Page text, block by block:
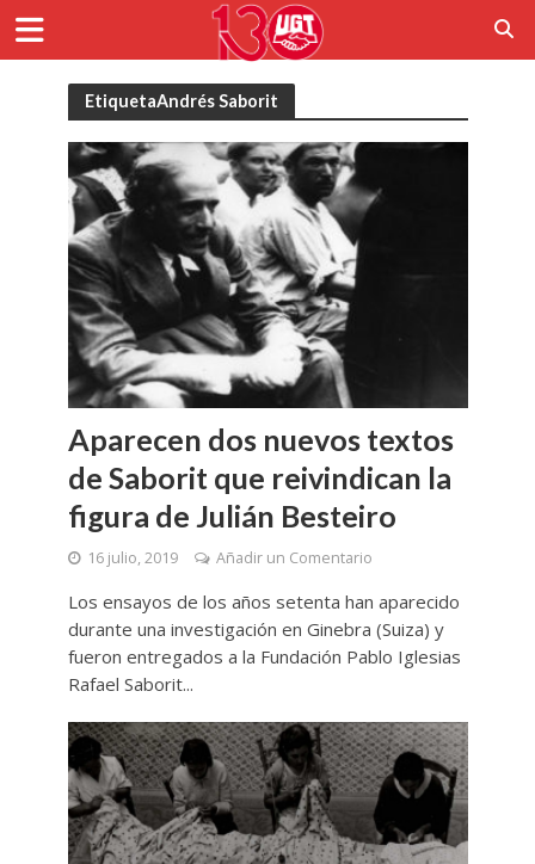
EtiquetaAndrés Saborit
Aparecen dos nuevos textos
de Saborit que reivindican la
figura de Julián Besteiro
16 julio, 2019 Añadir un Comentario
Los ensayos de los años setenta han aparecido
durante una investigación en Ginebra (Suiza) y
fueron entregados a la Fundación Pablo Iglesias
Rafael Saborit...